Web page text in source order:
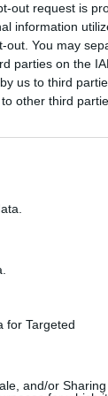
out request is
information
You may
parties on the
us to third
other third
for Targeted
and/or Sharing